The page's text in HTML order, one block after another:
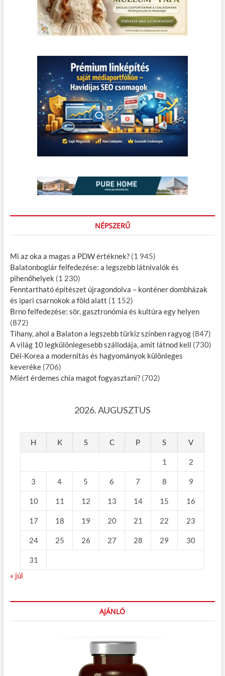
NÉPSZERŰ
Mi az oka a magas a PDW értéknek? (1 945)
Balatonboglár felfedezése: a legszebb látnivalók és
pihenőhelyek (1 230)
Fenntartható építészet újragondolva – konténer dombházak
és ipari csarnokok a föld alatt (1 152)
Brno felfedezése: sör, gasztronómia és kultúra egy helyen
(872)
Tihany, ahol a Balaton a legszebb türkiz színben ragyog (847)
A világ 10 legkülönlegesebb szállodája, amit látnod kell (730)
Dél-Korea a modernitás és hagyományok különleges
keveréke (706)
Miért érdemes chia magot fogyasztani? (702)
2026. AUGUSZTUS
H K S C P S V
1 2
3 4 5 6 7 8 9
10 11 12 13 14 15 16
17 18 19 20 21 22 23
24 25 26 27 28 29 30
31
« júl
AJÁNLÓ